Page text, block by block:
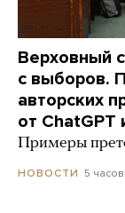
Верховный
с выборов.
авторских
от ChatGPT
Примеры
НОВОСТИ 5